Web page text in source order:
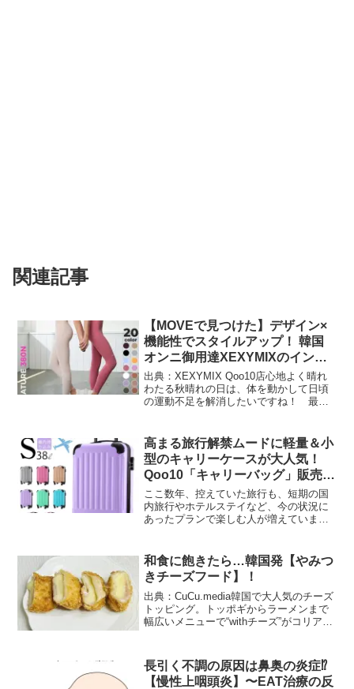
関連記事
【MOVEで見つけた】デザイン×
機能性でスタイルアップ！ 韓国
オンニ御用達XEXYMIXのインナ
ー＆レギンス
出典：XEXYMIX Qoo10店心地よく晴れ
わたる秋晴れの日は、体を動かして日頃
の運動不足を解消したいですね！ 最近
トネスアプリも盛況です。フィットネス
ウェアも高性能...
高まる旅行解禁ムードに軽量＆小
型のキャリーケースが大人気！
Qoo10「キャリーバッグ」販売数
ランキング
ここ数年、控えていた旅行も、短期の国
内旅行やホテルステイなど、今の状況に
あったプランで楽しむ人が増えています
す！インターネット総合ショッピングモ
ール「Qoo10」を運営...
和食に飽きたら…韓国発【やみつ
きチーズフード】！
出典：CuCu.media韓国で大人気のチーズ
トッピング。トッポギからラーメンまで
幅広いメニューで“withチーズ”がコリアン
ら、パンチのあるチーズフードを⁉︎ 今回
は、...
長引く不調の原因は鼻奥の炎症⁉︎
【慢性上咽頭炎】〜EAT治療の反